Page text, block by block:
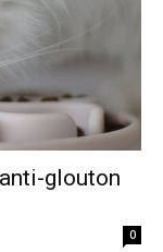
glouton
0